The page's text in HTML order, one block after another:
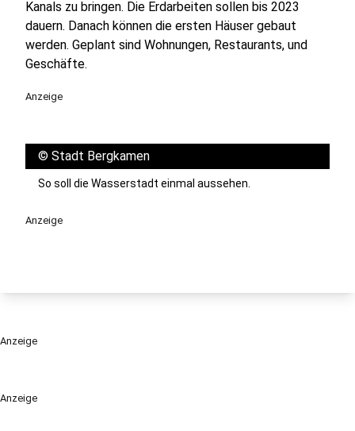
Anzeige
Kanals zu bringen. Die Erdarbeiten sollen bis 2023
dauern. Danach können die ersten Häuser gebaut
werden. Geplant sind Wohnungen, Restaurants, und
Geschäfte.
Anzeige
© Stadt Bergkamen
So soll die Wasserstadt einmal aussehen.
Anzeige
Anzeige